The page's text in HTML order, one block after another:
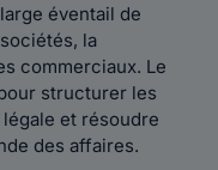
éventail de
la
commerciaux. Le
structurer les
et résoudre
des affaires.